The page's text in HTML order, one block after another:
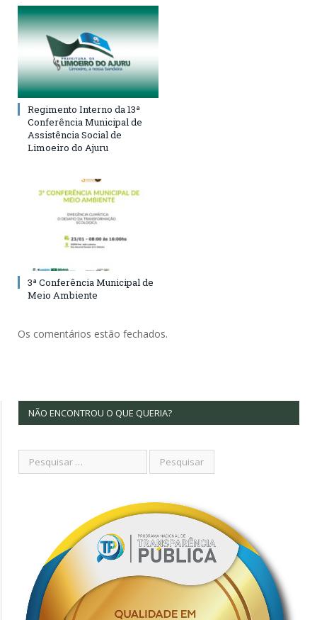
Regimento Interno da 13ª
Conferência Municipal de
Assistência Social de
Limoeiro do Ajuru
3ª Conferência Municipal de
Meio Ambiente
Os comentários estão fechados.
NÃO ENCONTROU O QUE QUERIA?